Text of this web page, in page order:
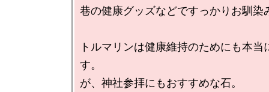
巷の健康グッズなどですっかりお馴染
トルマリンは健康維持のためにも本当
す。